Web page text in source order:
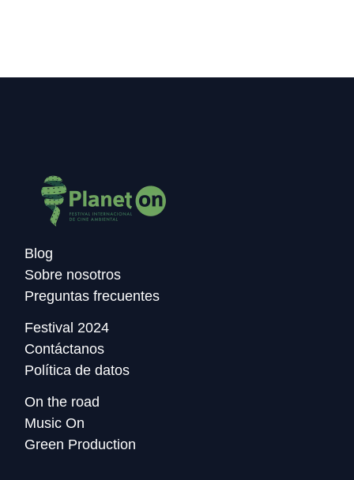
Blog
Sobre nosotros
Preguntas frecuentes
Festival 2024
Contáctanos
Política de datos
On the road
Music On
Green Production